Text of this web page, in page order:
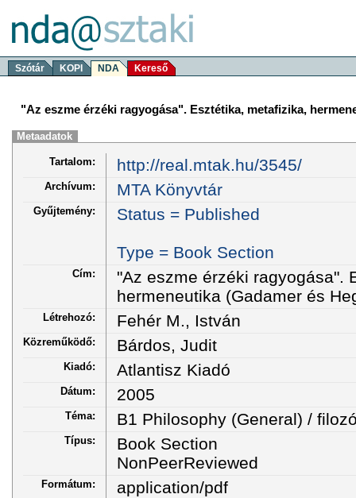
Szótár KOPI NDA Kereső
"Az eszme érzéki ragyogása". Esztétika, metafizika,
Metaadatok
Tartalom: http://real.mtak.hu/3545/
Archívum: MTA Könyvtár
Gyűjtemény: Status = Published
Type = Book Section
Cím:
"Az eszme érzéki ragyogása".
hermeneutika (Gadamer és
Létrehozó: Fehér M., István
Közreműködő: Bárdos, Judit
Kiadó: Atlantisz Kiadó
Dátum: 2005
Téma: B1 Philosophy (General) /
Típus:
Book Section
NonPeerReviewed
Formátum: application/pdf